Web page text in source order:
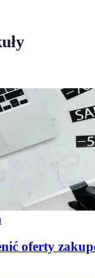
oferty